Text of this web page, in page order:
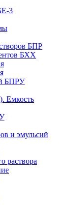
3
БПР
БХХ
БПРУ
Емкость
и эмульсий
раствора